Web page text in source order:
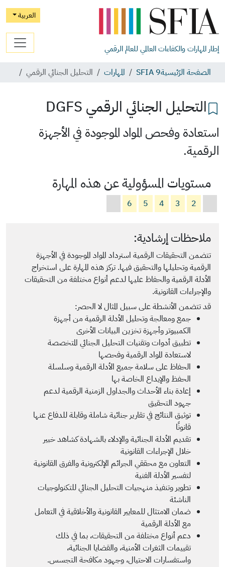
العربية
إطار المهارات والكفاءات العالمي للعالم الرقمي
الصفحة الرّئيسيةSFIA 9 المهارات التحليل الجنائي الرقمي
التحليل الجنائي الرقمي DGFS
استعادة وفحص المواد الموجودة في الأجهزة
الرقمية.
مستويات المسؤولية عن هذه المهارة
2
3
4
5
6
ملاحظات إرشادية:
تتضمن التحقيقات الرقمية استرداد المواد الموجودة في الأجهزة
الرقمية وتحليلها والتحقيق فيها. تركز هذه المهارة على استخراج
الأدلة الرقمية والحفاظ عليها لدعم أنواع مختلفة من التحقيقات
والإجراءات القانونية.
قد تتضمن الأنشطة على سبيل المثال لا الحصر:
جمع ومعالجة وتحليل الأدلة الرقمية من أجهزة
الكمبيوتر وأجهزة تخزين البيانات الأخرى
تطبيق أدوات وتقنيات التحليل الجنائي المتخصصة
لاستعادة المواد الرقمية وفحصها
الحفاظ على سلامة جميع الأدلة الرقمية وسلسلة
الحفظ والإيداع الخاصة بها
إعادة بناء الأحداث والجداول الزمنية الرقمية لدعم
جهود التحقيق
توثيق النتائج في تقارير جنائية شاملة وقابلة للدفاع عنها
قانونًا
تقديم الأدلة الجنائية والإدلاء بالشهادة كشاهد خبير
خلال الإجراءات القانونية
التعاون مع محققي الجرائم الإلكترونية والفرق القانونية
لتفسير الأدلة الفنية
تطوير وتنفيذ منهجيات التحليل الجنائي للتكنولوجيات
الناشئة
ضمان الامتثال للمعايير القانونية والأخلاقية في التعامل
مع الأدلة الرقمية
دعم أنواع مختلفة من التحقيقات، بما في ذلك
تقييمات الثغرات الأمنية، والقضايا الجنائية،
واستفسارات الاحتيال، وجهود مكافحة التجسس.